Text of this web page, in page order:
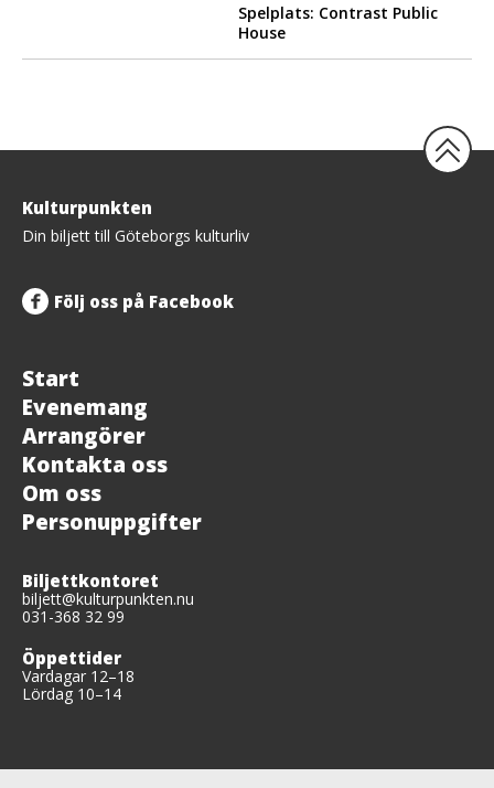
Spelplats: Contrast Public
House
Tillbaka
upp
Kulturpunkten
Din biljett till Göteborgs kulturliv
Följ oss på Facebook
Start
Evenemang
Arrangörer
Kontakta oss
Om oss
Personuppgifter
Biljettkontoret
biljett@kulturpunkten.nu
031-368 32 99
Öppettider
Vardagar 12–18
Lördag 10–14